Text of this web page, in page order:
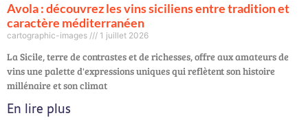
Avola : découvrez les vins siciliens entre tradition et
caractère méditerranéen
cartographic-images 1 juillet 2026
La Sicile, terre de contrastes et de richesses, offre aux amateurs de
vins une palette d'expressions uniques qui reflètent son histoire
millénaire et son climat
En lire plus